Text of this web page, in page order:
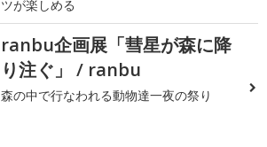
ツが楽しめる
ranbu企画展「彗星が森に降
り注ぐ」 / ranbu
森の中で行なわれる動物達一夜の祭り